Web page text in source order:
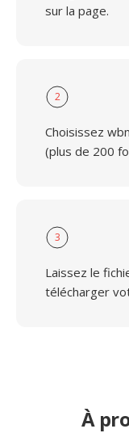
sur la page.
2
Choisissez
(plus de 200
3
Laissez le
télécharger
À